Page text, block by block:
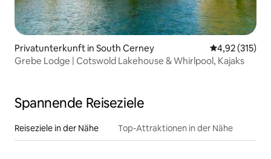
Privatunterkunft in South Cerney
4,92 (315)
Grebe Lodge | Cotswold Lakehouse & Whirlpool, Kajaks
Spannende Reiseziele
Reiseziele in der Nähe Top-Attraktionen in der Nähe